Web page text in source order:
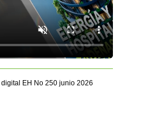
digital EH No 250 junio 2026